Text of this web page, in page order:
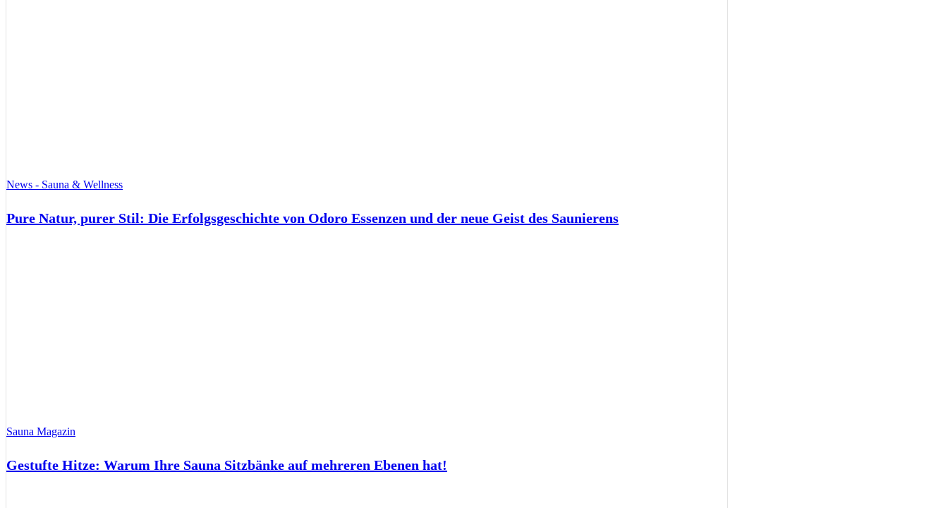
News - Sauna & Wellness
Pure Natur, purer Stil: Die Erfolgsgeschichte von Odoro Essenzen und der neue Geist des Saunierens
Sauna Magazin
Gestufte Hitze: Warum Ihre Sauna Sitzbänke auf mehreren Ebenen hat!